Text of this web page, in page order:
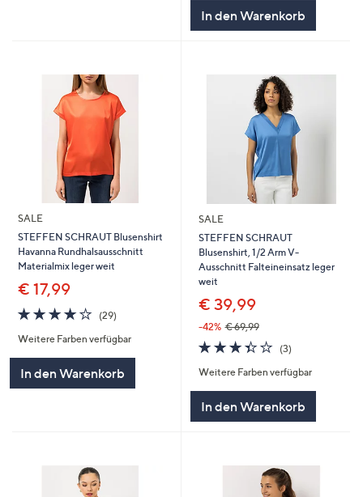
In den Warenkorb
SALE
STEFFEN SCHRAUT Blusenshirt
Havanna Rundhalsausschnitt
Materialmix leger weit
€ 17,99
4.0
von
5
(29)29
Weitere Farben verfügbar
In den Warenkorb
SALE
STEFFEN SCHRAUT
Blusenshirt, 1/2 Arm V-
Ausschnitt Falteineinsatz leger
weit
€ 39,99
-42% € 69,99
3.3
von
5
(3)3
Weitere Farben verfügbar
In den Warenkorb